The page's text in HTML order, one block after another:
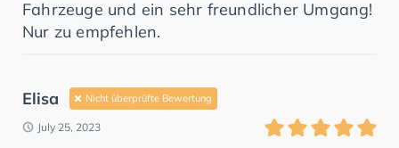
Fahrzeuge und ein sehr freundlicher Umgang!
Nur zu empfehlen.
Elisa Nicht überprüfte Bewertung
July 25, 2023